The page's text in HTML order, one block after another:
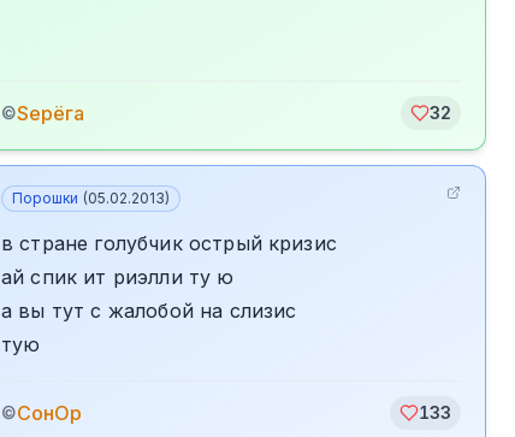
©Sерёга 32
Порошки (05.02.2013)
в стране голубчик острый кризис
ай спик ит риэлли ту ю
а вы тут с жалобой на слизис
тую
©СонОр 133